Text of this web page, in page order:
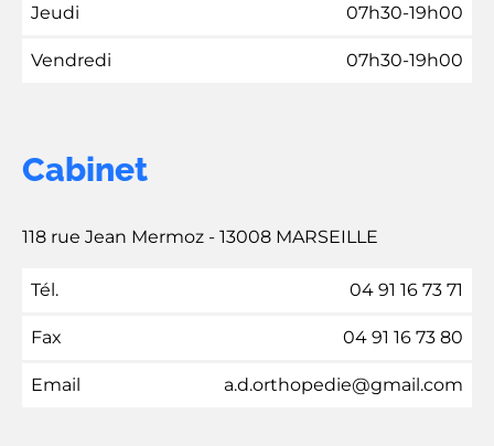
Jeudi 07h30-19h00
Vendredi 07h30-19h00
Cabinet
118 rue Jean Mermoz - 13008 MARSEILLE
Tél. 04 91 16 73 71
Fax 04 91 16 73 80
Email a.d.orthopedie@gmail.com